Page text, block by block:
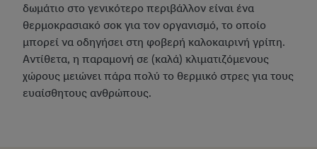
δωμάτιο στο γενικότερο περιβάλλον είναι ένα
θερμοκρασιακό σοκ για τον οργανισμό, το οποίο
μπορεί να οδηγήσει στη φοβερή καλοκαιρινή γρίπη.
Αντίθετα, η παραμονή σε (καλά) κλιματιζόμενους
χώρους μειώνει πάρα πολύ το θερμικό στρες για τους
ευαίσθητους ανθρώπους.